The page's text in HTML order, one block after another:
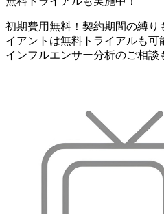
初期費用無料！契約期間の縛り
イアントは無料トライアルも
インフルエンサー分析のご相談